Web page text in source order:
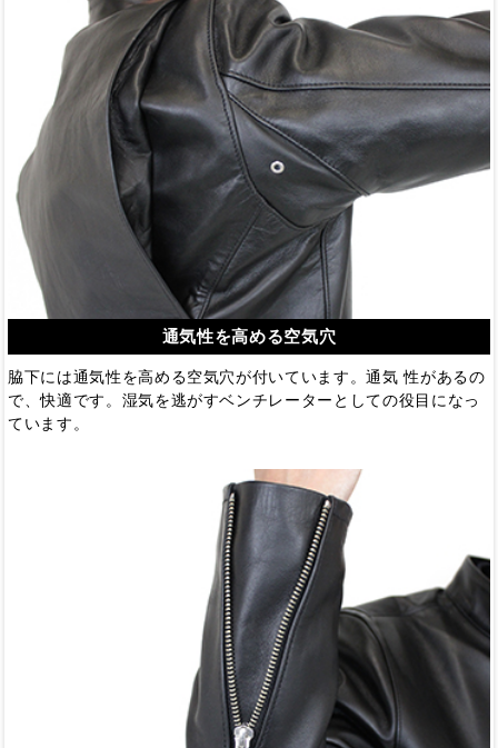
通気性を高める空気穴
脇下には通気性を高める空気穴が付いています。通気 性があるの
で、快適です。湿気を逃がすベンチレーターとしての役目になっ
ています。